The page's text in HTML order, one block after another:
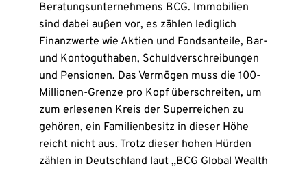
Beratungsunternehmens BCG. Immobilien
sind dabei außen vor, es zählen lediglich
Finanzwerte wie Aktien und Fondsanteile, Bar-
und Kontoguthaben, Schuldverschreibungen
und Pensionen. Das Vermögen muss die 100-
Millionen-Grenze pro Kopf überschreiten, um
zum erlesenen Kreis der Superreichen zu
gehören, ein Familienbesitz in dieser Höhe
reicht nicht aus. Trotz dieser hohen Hürden
zählen in Deutschland laut „BCG Global Wealth